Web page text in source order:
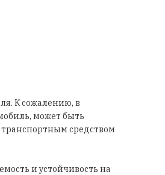
К сожалению, в
может быть
средством
и устойчивость на